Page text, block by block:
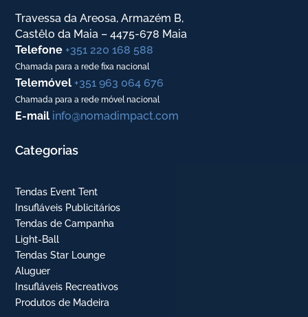
Travessa da Areosa, Armazém B,
Castêlo da Maia – 4475-678 Maia
Telefone +351 220 168 588
Chamada para a rede fixa nacional
Telemóvel +351 963 064 676
Chamada para a rede móvel nacional
E-mail info@nomadimpact.com
Categorias
Tendas Event Tent
Insufláveis Publicitários
Tendas de Campanha
Light-Ball
Tendas Star Lounge
Aluguer
Insufláveis Recreativos
Produtos de Madeira